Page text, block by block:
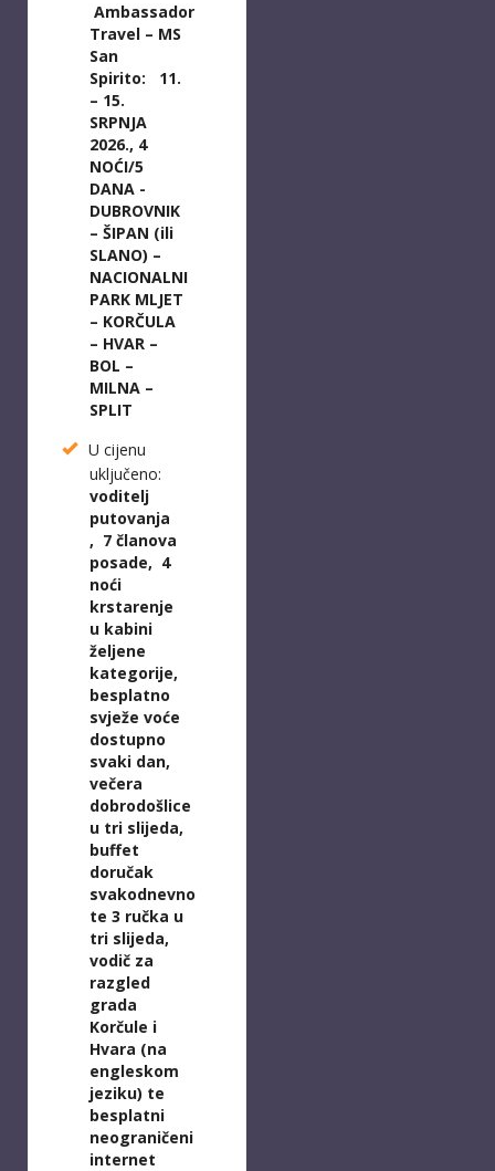
Ambassador
Travel – MS
San
Spirito:
11.
– 15.
SRPNJA
2026., 4
NOĆI/5
DANA -
DUBROVNIK
– ŠIPAN (ili
SLANO) –
NACIONALNI
PARK MLJET
– KORČULA
– HVAR –
BOL –
MILNA –
SPLIT
U cijenu
uključeno:
voditelj
putovanja
, 7 članova
posade, 4
noći
krstarenje
u kabini
željene
kategorije,
besplatno
svježe voće
dostupno
svaki dan,
večera
dobrodošlice
u tri slijeda,
buffet
doručak
svakodnevno
te 3 ručka u
tri slijeda,
vodič za
razgled
grada
Korčule i
Hvara (na
engleskom
jeziku) te
besplatni
neograničeni
internet